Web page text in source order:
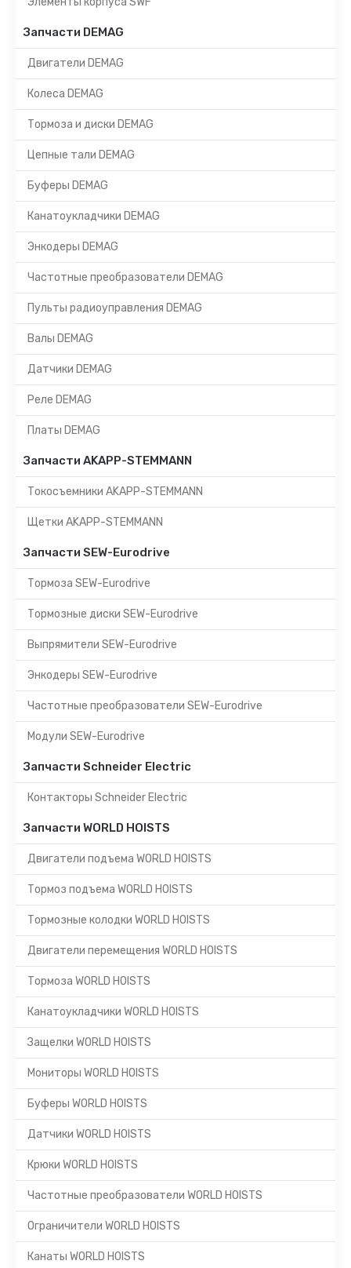
Запчасти DEMAG
Двигатели DEMAG
Колеса DEMAG
Тормоза и диски DEMAG
Цепные тали DEMAG
Буферы DEMAG
Канатоукладчики DEMAG
Энкодеры DEMAG
Частотные преобразователи DEMAG
Пульты радиоуправления DEMAG
Валы DEMAG
Датчики DEMAG
Реле DEMAG
Платы DEMAG
Запчасти AKAPP-STEMMANN
Токосъемники AKAPP-STEMMANN
Щетки AKAPP-STEMMANN
Запчасти SEW-Eurodrive
Тормоза SEW-Eurodrive
Тормозные диски SEW-Eurodrive
Выпрямители SEW-Eurodrive
Энкодеры SEW-Eurodrive
Частотные преобразователи SEW-Eurodrive
Модули SEW-Eurodrive
Запчасти Schneider Electric
Контакторы Schneider Electric
Запчасти WORLD HOISTS
Двигатели подъема WORLD HOISTS
Тормоз подъема WORLD HOISTS
Тормозные колодки WORLD HOISTS
Двигатели перемещения WORLD HOISTS
Тормоза WORLD HOISTS
Канатоукладчики WORLD HOISTS
Защелки WORLD HOISTS
Мониторы WORLD HOISTS
Буферы WORLD HOISTS
Датчики WORLD HOISTS
Крюки WORLD HOISTS
Частотные преобразователи WORLD HOISTS
Ограничители WORLD HOISTS
Канаты WORLD HOISTS